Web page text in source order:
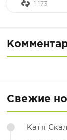
1 173
Свежие
Катя